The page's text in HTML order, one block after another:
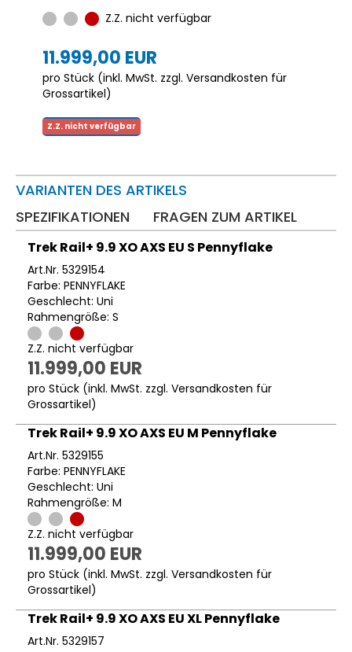
Z.Z. nicht verfügbar
11.999,00 EUR
pro Stück (inkl. MwSt. zzgl. Versandkosten für
Grossartikel)
Z.Z. nicht verfügbar
VARIANTEN DES ARTIKELS
SPEZIFIKATIONEN
FRAGEN ZUM ARTIKEL
Trek Rail+ 9.9 XO AXS EU S Pennyflake
Art.Nr. 5329154
Farbe: PENNYFLAKE
Geschlecht: Uni
Rahmengröße: S
Z.Z. nicht verfügbar
11.999,00 EUR
pro Stück (inkl. MwSt. zzgl. Versandkosten für
Grossartikel)
Trek Rail+ 9.9 XO AXS EU M Pennyflake
Art.Nr. 5329155
Farbe: PENNYFLAKE
Geschlecht: Uni
Rahmengröße: M
Z.Z. nicht verfügbar
11.999,00 EUR
pro Stück (inkl. MwSt. zzgl. Versandkosten für
Grossartikel)
Trek Rail+ 9.9 XO AXS EU XL Pennyflake
Art.Nr. 5329157